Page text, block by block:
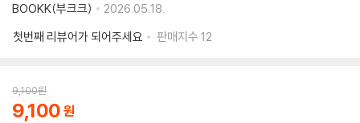
BOOKK(부크크)
2026.05.18.
첫번째 리뷰어가 되어주세요
판매지수 12
9,100원
9,100